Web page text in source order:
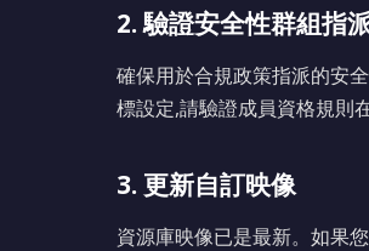
2. 驗證安全性群組指
確保用於合規政策指派的安
標設定,請驗證成員資格規則
3. 更新自訂映像
資源庫映像已是最新。如果